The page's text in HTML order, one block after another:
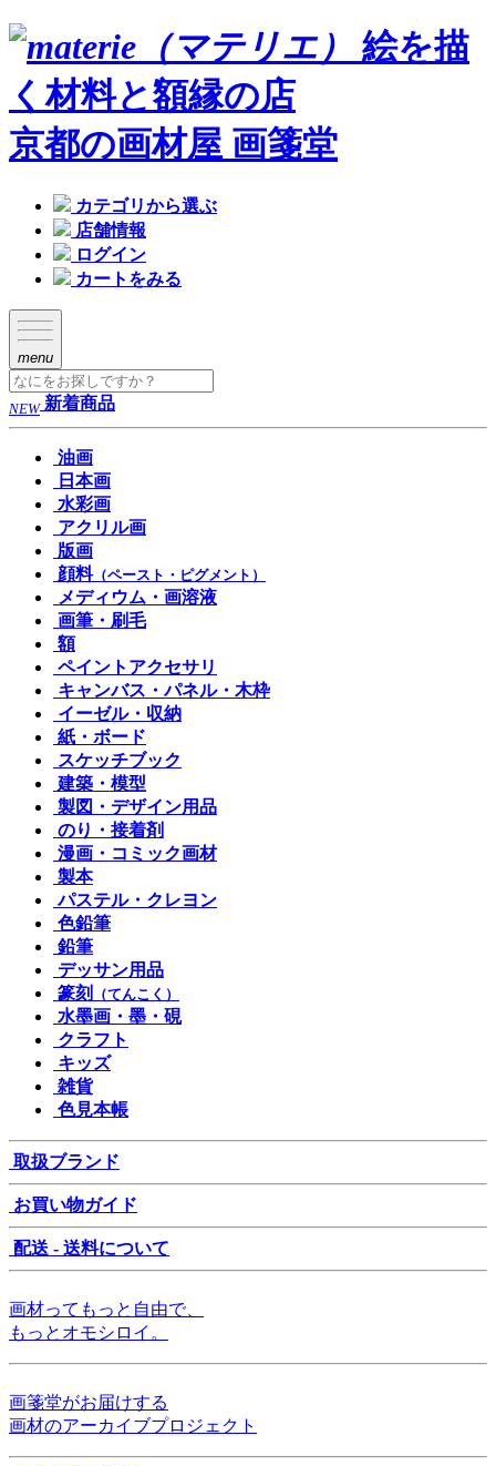
絵を描
く材料と額縁の店
京都の画材屋 画箋堂
カテゴリから選ぶ
店舗情報
ログイン
カートをみる
menu
NEW 新着商品
油画
日本画
水彩画
アクリル画
版画
顔料（ペースト・ピグメント）
メディウム・画溶液
画筆・刷毛
額
ペイントアクセサリ
キャンバス・パネル・木枠
イーゼル・収納
紙・ボード
スケッチブック
建築・模型
製図・デザイン用品
のり・接着剤
漫画・コミック画材
製本
パステル・クレヨン
色鉛筆
鉛筆
デッサン用品
篆刻
（てんこく）
水墨画・墨・硯
クラフト
キッズ
雑貨
色見本帳
取扱ブランド
お買い物ガイド
配送 - 送料について
画材ってもっと自由で、
もっとオモシロイ。
画箋堂がお届けする
画材のアーカイブプロジェクト